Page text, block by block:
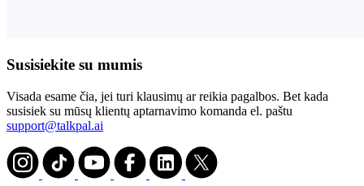
Susisiekite su mumis
Visada esame čia, jei turi klausimų ar reikia pagalbos. Bet kada
susisiek su mūsų klientų aptarnavimo komanda el. paštu
support@talkpal.ai